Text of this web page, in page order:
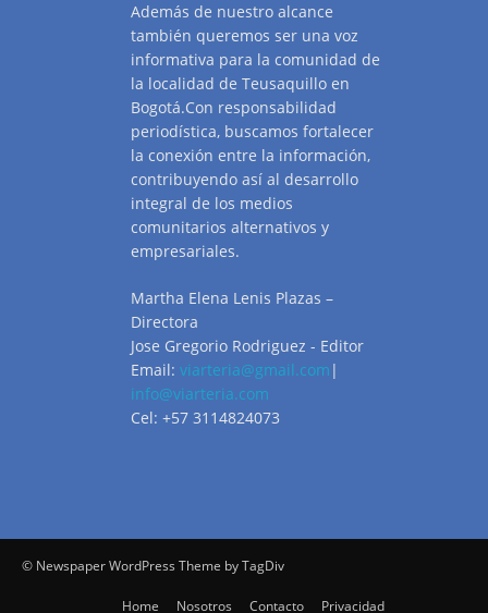
Además de nuestro alcance
también queremos ser una voz
informativa para la comunidad de
la localidad de Teusaquillo en
Bogotá.Con responsabilidad
periodística, buscamos fortalecer
la conexión entre la información,
contribuyendo así al desarrollo
integral de los medios
comunitarios alternativos y
empresariales.
Martha Elena Lenis Plazas –
Directora
Jose Gregorio Rodriguez - Editor
Email: viarteria@gmail.com |
info@viarteria.com
Cel: +57 3114824073
© Newspaper WordPress Theme by TagDiv
Home Nosotros Contacto Privacidad